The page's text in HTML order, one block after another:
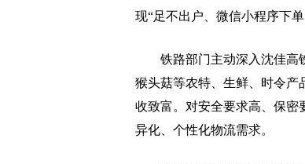
现“足不出户、微信小程序下
铁路部门主动深入沈佳高铁
猴头菇等农特、生鲜、时令产
收致富。对安全要求高、保密
异化、个性化物流需求。